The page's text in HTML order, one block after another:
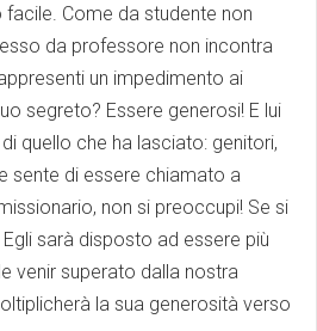
Come da studente non
da professore non incontra
un impedimento ai
segreto? Essere generosi! E lui
quello che ha lasciato: genitori,
sente di essere chiamato a
non si preoccupi! Se si
sarà disposto ad essere più
venir superato dalla nostra
la sua generosità verso